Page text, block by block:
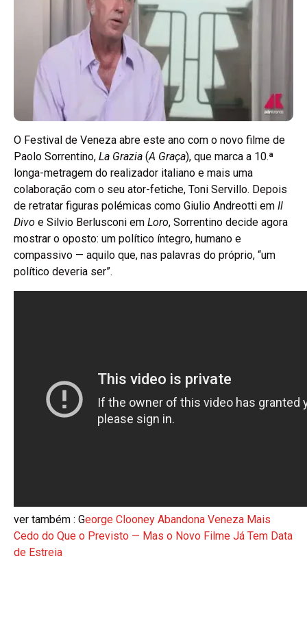
O Festival de Veneza abre este ano com o novo filme de
Paolo Sorrentino, La Grazia (A Graça), que marca a 10.ª
longa-metragem do realizador italiano e mais uma
colaboração com o seu ator-fetiche, Toni Servillo. Depois
de retratar figuras polémicas como Giulio Andreotti em Il
Divo e Silvio Berlusconi em Loro, Sorrentino decide agora
mostrar o oposto: um político íntegro, humano e
compassivo — aquilo que, nas palavras do próprio, “um
político deveria ser”.
ver também : George Clooney Abandona Veneza Mais
Cedo do Que o Previsto — Mas o Novo Filme Já Tem Data
de Estreia